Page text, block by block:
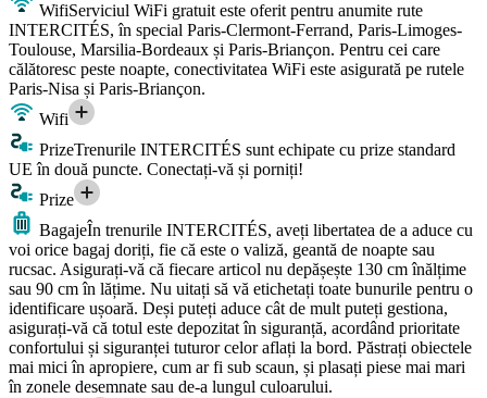
WifiServiciul WiFi gratuit este oferit pentru anumite rute
INTERCITÉS, în special Paris-Clermont-Ferrand, Paris-Limoges-
Toulouse, Marsilia-Bordeaux și Paris-Briançon. Pentru cei care
călătoresc peste noapte, conectivitatea WiFi este asigurată pe rutele
Paris-Nisa și Paris-Briançon.
Wifi
PrizeTrenurile INTERCITÉS sunt echipate cu prize standard
UE în două puncte. Conectați-vă și porniți!
Prize
BagajeÎn trenurile INTERCITÉS, aveți libertatea de a aduce cu
voi orice bagaj doriți, fie că este o valiză, geantă de noapte sau
rucsac. Asigurați-vă că fiecare articol nu depășește 130 cm înălțime
sau 90 cm în lățime. Nu uitați să vă etichetați toate bunurile pentru o
identificare ușoară. Deși puteți aduce cât de mult puteți gestiona,
asigurați-vă că totul este depozitat în siguranță, acordând prioritate
confortului și siguranței tuturor celor aflați la bord. Păstrați obiectele
mai mici în apropiere, cum ar fi sub scaun, și plasați piese mai mari
în zonele desemnate sau de-a lungul culoarului.